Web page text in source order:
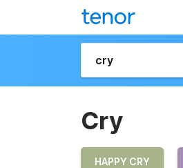
Cry
HAPPY CRY